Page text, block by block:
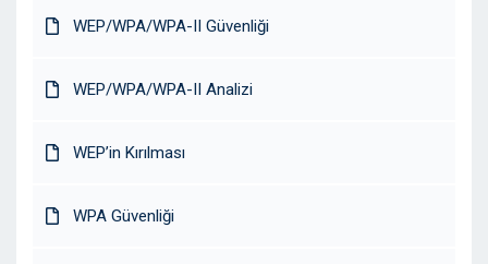
WEP/WPA/WPA-II Güvenliği
WEP/WPA/WPA-II Analizi
WEP’in Kırılması
WPA Güvenliği